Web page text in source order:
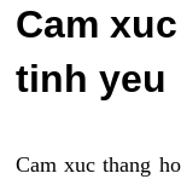
Cam
tinh yeu
Cam xuc thang